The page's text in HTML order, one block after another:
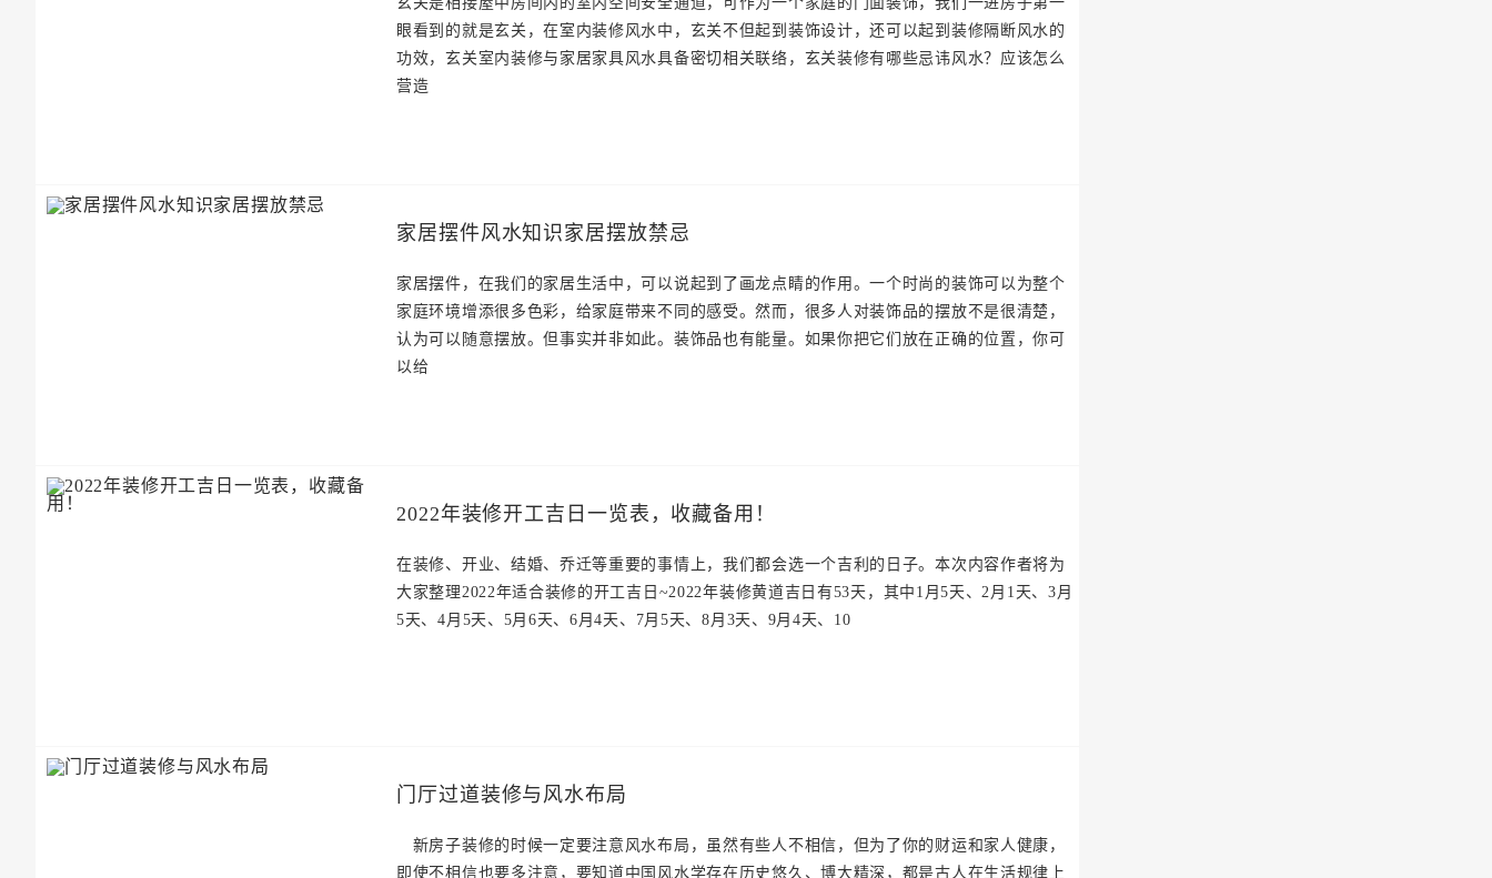
眼看到的就是玄关，在室内装修风水中，玄关不但起到装饰设计，还可以起到装修隔断风水的
功效，玄关室内装修与家居家具风水具备密切相关联络，玄关装修有哪些忌讳风水？应该怎么
营造
家居摆件风水知识家居摆放禁忌
家居摆件，在我们的家居生活中，可以说起到了画龙点睛的作用。一个时尚的装饰可以为整个
家庭环境增添很多色彩，给家庭带来不同的感受。然而，很多人对装饰品的摆放不是很清楚，
认为可以随意摆放。但事实并非如此。装饰品也有能量。如果你把它们放在正确的位置，你可
以给
2022年装修开工吉日一览表，收藏备用！
在装修、开业、结婚、乔迁等重要的事情上，我们都会选一个吉利的日子。本次内容作者将为
大家整理2022年适合装修的开工吉日~2022年装修黄道吉日有53天，其中1月5天、2月1天、3月
5天、4月5天、5月6天、6月4天、7月5天、8月3天、9月4天、10
门厅过道装修与风水布局
新房子装修的时候一定要注意风水布局，虽然有些人不相信，但为了你的财运和家人健康，
即使不相信也要多注意，要知道中国风水学存在历史悠久、博大精深，都是古人在生活规律上